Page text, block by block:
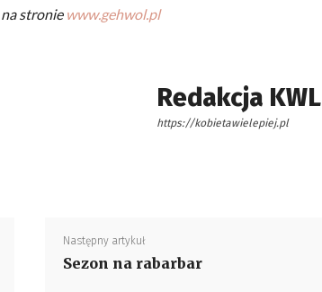
stronie www.gehwol.pl
Redakcja KWL
https://kobietawielepiej.pl
Następny artykuł
Sezon na rabarbar